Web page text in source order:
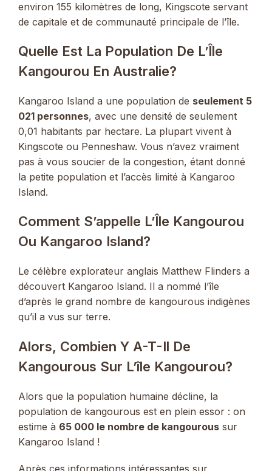
environ 155 kilomètres de long, Kingscote servant
de capitale et de communauté principale de l’île.
Quelle Est La Population De L’Île
Kangourou En Australie?
Kangaroo Island a une population de seulement 5
021 personnes, avec une densité de seulement
0,01 habitants par hectare. La plupart vivent à
Kingscote ou Penneshaw. Vous n’avez vraiment
pas à vous soucier de la congestion, étant donné
la petite population et l’accès limité à Kangaroo
Island.
Comment S’appelle L’Île Kangourou
Ou Kangaroo Island?
Le célèbre explorateur anglais Matthew Flinders a
découvert Kangaroo Island. Il a nommé l’île
d’après le grand nombre de kangourous indigènes
qu’il a vus sur terre.
Alors, Combien Y A-T-Il De
Kangourous Sur L’île Kangourou?
Alors que la population humaine décline, la
population de kangourous est en plein essor : on
estime à 65 000 le nombre de kangourous sur
Kangaroo Island !
Après ces informations intéressantes sur